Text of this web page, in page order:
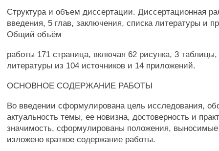
Структура и объем диссертации. Диссертационная
введения, 5 глав, заключения, списка литературы и
Общий объём
работы 171 страница, включая 62 рисунка, 3 таблицы,
литературы из 104 источников и 14 приложений.
ОСНОВНОЕ СОДЕРЖАНИЕ РАБОТЫ
Во введении сформулирована цель исследования,
актуальность темы, ее новизна, достоверность и
значимость, сформулированы положения,
изложено краткое содержание работы.